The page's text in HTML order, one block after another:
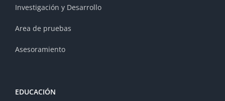
Investigación y Desarrollo
Area de pruebas
Asesoramiento
EDUCACIÓN